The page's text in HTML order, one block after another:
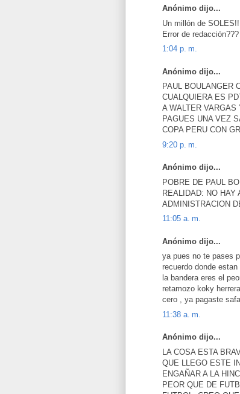
Anónimo dijo...
Un millón de
Error de redacción???
1:04 p. m.
Anónimo dijo...
PAUL BOULANGER
CUALQUIERA ES
A WALTER
PAGUES UNA VEZ
COPA PERU CON
9:20 p. m.
Anónimo dijo...
POBRE DE PAUL
REALIDAD: NO HAY
ADMINISTRACION
11:05 a. m.
Anónimo dijo...
ya pues no te pases
recuerdo donde
la bandera eres el
retamozo koky
cero , ya pagaste
11:38 a. m.
Anónimo dijo...
LA COSA ESTA
QUE LLEGO ESTE
ENGAÑAR A LA
PEOR QUE DE